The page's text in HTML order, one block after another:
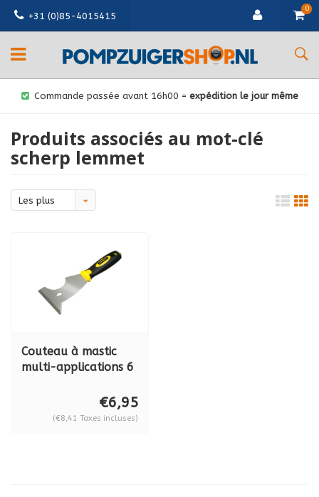
+31 (0)85-4015415
0
Commande passée avant 16h00 = expédition le jour même
Produits associés au mot-clé
scherp lemmet
Les plus
Couteau à mastic
multi-applications 6
€6,95
(€8,41 Taxes incluses)